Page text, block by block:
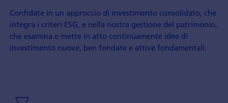
Confidate in un approccio di investimento consolidato, che
integra i criteri ESG, e nella nostra gestione del patrimonio,
che esamina e mette in atto continuamente idee di
investimento nuove, ben fondate e attive fondamentali.